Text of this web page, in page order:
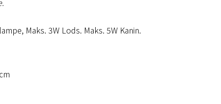
Maks. 3W Lods. Maks. 5W Kanin.